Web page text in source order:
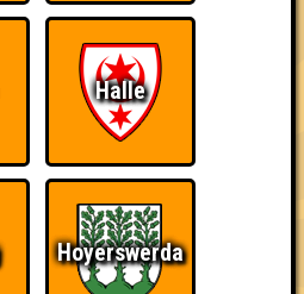
Halle
Hoyerswerda